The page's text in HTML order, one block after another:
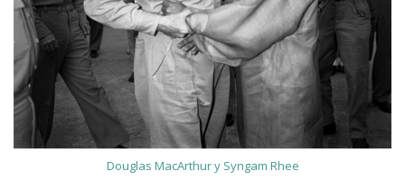
Douglas MacArthur y Syngam Rhee